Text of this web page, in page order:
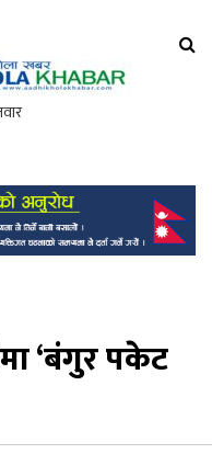
‘बंगुर पकेट